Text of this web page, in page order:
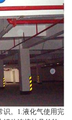
识。1.液化气使用完